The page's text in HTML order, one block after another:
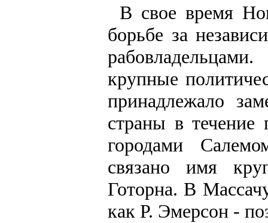
В свое время
борьбе за
крупные
принадлежало
страны в
городами
связано имя
Готорна. В
как Р. Эмерсон -